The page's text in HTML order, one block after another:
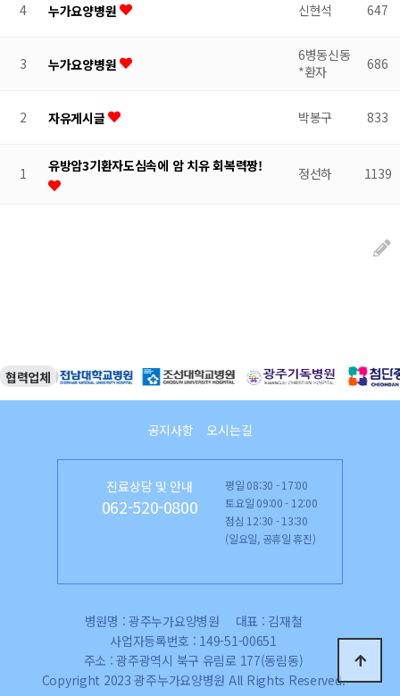
4 누가요양병원 신현석 647
3 누가요양병원
6병동신동
*환자
686
2 자유게시글 박봉구 833
1 유방암3기환자도심속에 암 치유 회복력짱! 정선하 1139
협력업체
공지사항 오시는길
진료상담 및 안내
062-520-0800
평일 08:30 - 17:00
토요일 09:00 - 12:00
점심 12:30 - 13:30
(일요일, 공휴일 휴진)
병원명 : 광주누가요양병원
대표 : 김재철
사업자등록번호 : 149-51-00651
주소 : 광주광역시 북구 유림로 177(동림동)
Copyright 2023 광주누가요양병원 All Rights Reserved.